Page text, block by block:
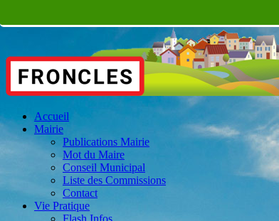
Accueil
Mairie
Publications Mairie
Mot du Maire
Conseil Municipal
Liste des Commissions
Contact
Vie Pratique
Flash Infos